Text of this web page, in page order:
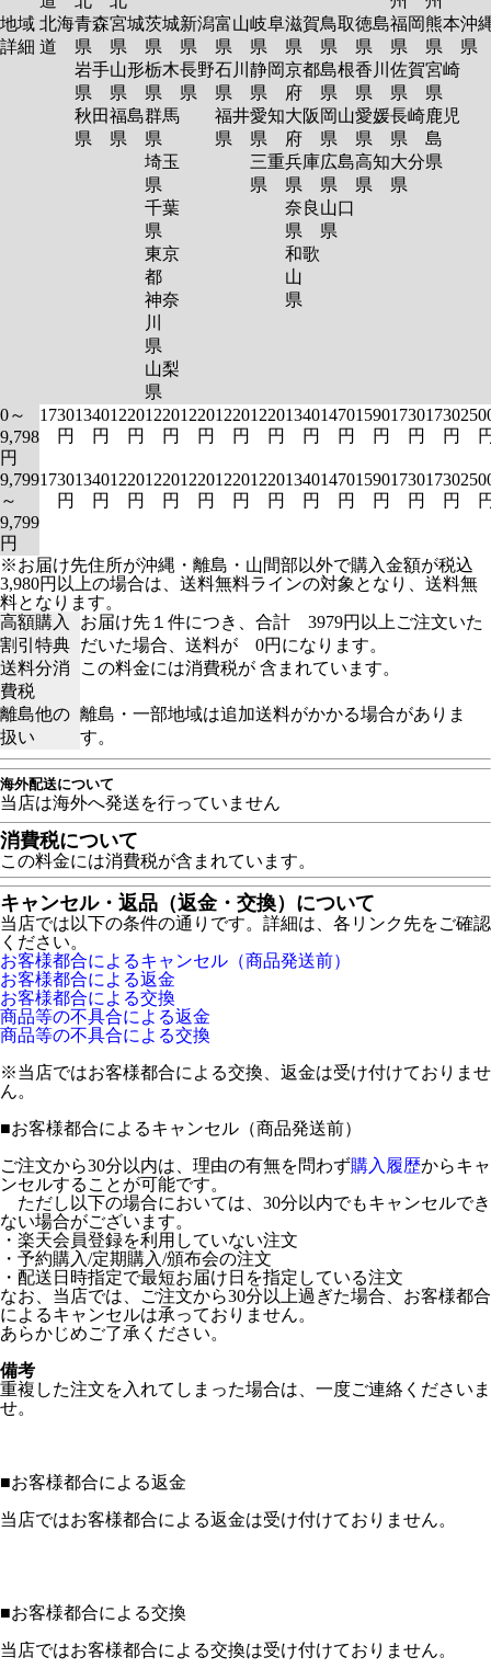
地域
詳細
北海
道
青森
県
岩手
県
秋田
県
宮城
県
山形
県
福島
県
茨城
県
栃木
県
群馬
県
埼玉
県
千葉
県
東京
都
神奈
川
県
山梨
県
新潟
県
長野
県
富山
県
石川
県
福井
県
岐阜
県
静岡
県
愛知
県
三重
県
滋賀
県
京都
府
大阪
府
兵庫
県
奈良
県
和歌
山
県
鳥取
県
島根
県
岡山
県
広島
県
山口
県
徳島
県
香川
県
愛媛
県
高知
県
福岡
県
佐賀
県
長崎
県
大分
県
熊本
県
宮崎
県
鹿児
島
県
沖
0～
9,798
円
1730
円
1340
円
1220
円
1220
円
1220
円
1220
円
1220
円
1340
円
1470
円
1590
円
1730
円
1730
円
9,799
～
9,799
円
1730
円
1340
円
1220
円
1220
円
1220
円
1220
円
1220
円
1340
円
1470
円
1590
円
1730
円
1730
円
※お届け先住所が沖縄・離島・山間部以外で購入金額が税込
3,980円以上の場合は、送料無料ラインの対象となり、送料無
料となります。
高額購入
割引特典
お届け先１件につき、合計 3979円以上ご注文いた
だいた場合、送料が 0円になります。
送料分消
費税
この料金には消費税が 含まれています。
離島他の
扱い
離島・一部地域は追加送料がかかる場合がありま
す。
海外配送について
当店は海外へ発送を行っていません
消費税について
この料金には消費税が含まれています。
キャンセル・返品（返金・交換）について
当店では以下の条件の通りです。詳細は、各リンク先をご確認
ください。
お客様都合によるキャンセル（商品発送前）
お客様都合による返金
お客様都合による交換
商品等の不具合による返金
商品等の不具合による交換
※当店ではお客様都合による交換、返金は受け付けておりませ
ん。
■お客様都合によるキャンセル（商品発送前）
ご注文から30分以内は、理由の有無を問わず購入履歴からキャ
ンセルすることが可能です。
ただし以下の場合においては、30分以内でもキャンセルでき
ない場合がございます。
・楽天会員登録を利用していない注文
・予約購入/定期購入/頒布会の注文
・配送日時指定で最短お届け日を指定している注文
なお、当店では、ご注文から30分以上過ぎた場合、お客様都合
によるキャンセルは承っておりません。
あらかじめご了承ください。
備考
重複した注文を入れてしまった場合は、一度ご連絡くださいま
せ。
■お客様都合による返金
当店ではお客様都合による返金は受け付けておりません。
■お客様都合による交換
当店ではお客様都合による交換は受け付けておりません。